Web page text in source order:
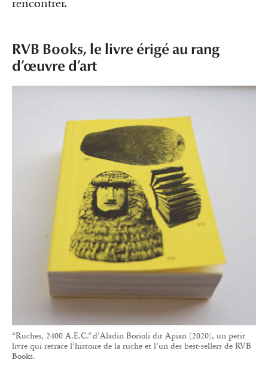
rencontrer.
RVB Books, le livre érigé au rang
d’œuvre d’art
“Ruches, 2400 A.E.C.” d’Aladin Borioli dit Apian (2020), un petit
livre qui retrace l’histoire de la ruche et l’un des best-sellers de RVB
Books.